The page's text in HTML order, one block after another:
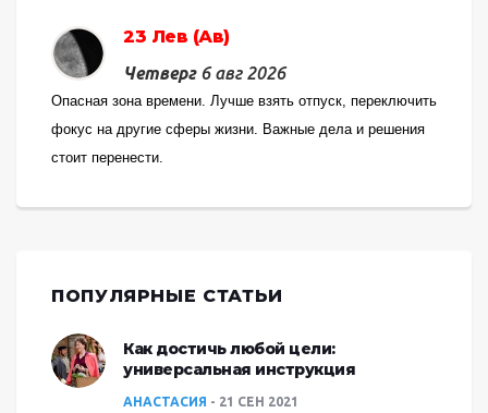
23 Лев (Ав)
Четверг6 авг 2026
Опасная зона времени. Лучше взять отпуск, переключить
фокус на другие сферы жизни. Важные дела и решения
стоит перенести.
ПОПУЛЯРНЫЕ СТАТЬИ
Как достичь любой цели:
универсальная инструкция
АНАСТАСИЯ 21 СЕН 2021